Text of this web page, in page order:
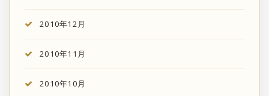
2010年12月
2010年11月
2010年10月